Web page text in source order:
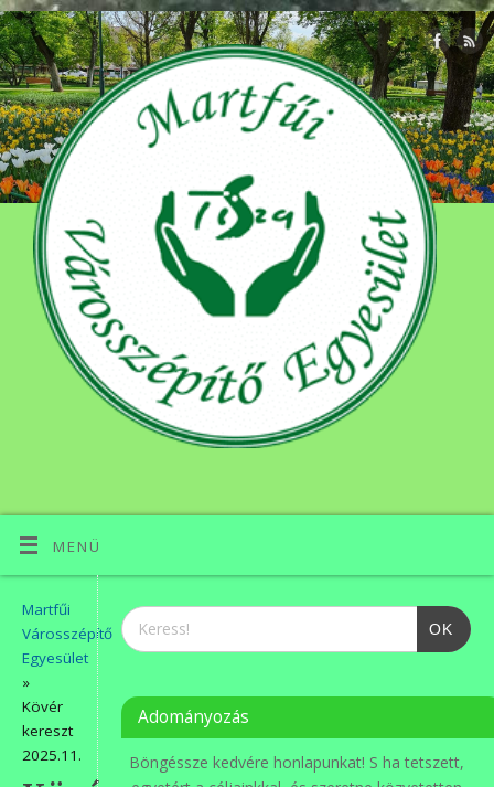
MENÜ
Martfűi
Városszépítő
Egyesület
»
Kövér
kereszt
2025.11.
OK
Adományozás
Böngéssze kedvére honlapunkat! S ha tetszett,